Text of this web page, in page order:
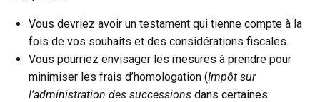
Vous devriez avoir un testament qui tienne compte à la
fois de vos souhaits et des considérations fiscales.
Vous pourriez envisager les mesures à prendre pour
minimiser les frais d’homologation (Impôt sur
l’administration des successions dans certaines